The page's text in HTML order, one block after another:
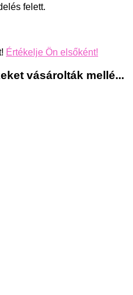
felett.
Értékelje Ön elsőként!
vásárolták mellé...